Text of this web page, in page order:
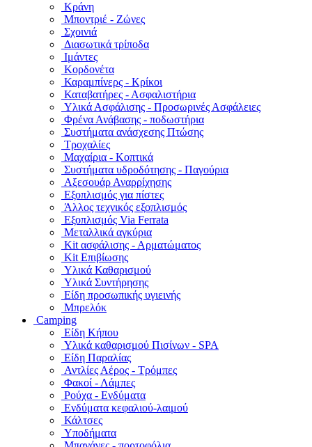
Κράνη
Μποντριέ - Ζώνες
Σχοινιά
Διασωτικά τρίποδα
Ιμάντες
Κορδονέτα
Καραμπίνερς - Κρίκοι
Καταβατήρες - Ασφαλιστήρια
Υλικά Ασφάλισης - Προσωρινές Ασφάλειες
Φρένα Ανάβασης - ποδωστήρια
Συστήματα ανάσχεσης Πτώσης
Τροχαλίες
Μαχαίρια - Κοπτικά
Συστήματα υδροδότησης - Παγούρια
Αξεσουάρ Αναρρίχησης
Εξοπλισμός για πίστες
Άλλος τεχνικός εξοπλισμός
Εξοπλισμός Via Ferrata
Μεταλλικά αγκύρια
Kit ασφάλισης - Αρματώματος
Kit Επιβίωσης
Υλικά Καθαρισμού
Υλικά Συντήρησης
Είδη προσωπικής υγιεινής
Μπρελόκ
Camping
Είδη Κήπου
Υλικά καθαρισμού Πισίνων - SPA
Είδη Παραλίας
Αντλίες Αέρος - Τρόμπες
Φακοί - Λάμπες
Ρούχα - Ενδύματα
Ενδύματα κεφαλιού-λαιμού
Κάλτσες
Υποδήματα